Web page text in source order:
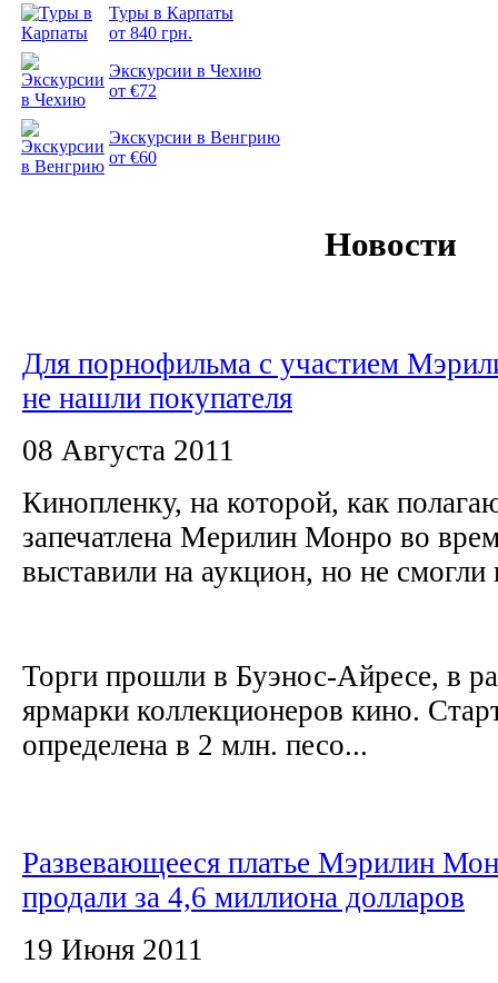
Туры в Карпаты
от 840 грн.
Экскурсии в Чехию
от €72
Экскурсии в Венгрию
от €60
Новости
Для порнофильма с участием
не нашли покупателя
08 Августа 2011
Кинопленку, на которой, как
запечатлена Мерилин Монро во
выставили на аукцион, но не смогли
Торги прошли в Буэнос-Айресе, в
ярмарки коллекционеров кино.
определена в 2 млн. песо...
Развевающееся платье Мэрилин
продали за 4,6 миллиона долларов
19 Июня 2011